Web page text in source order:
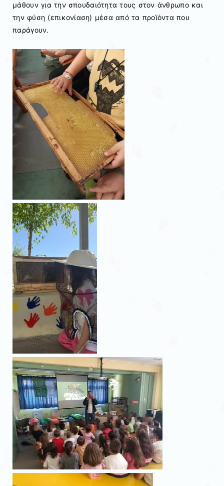
μάθουν για την σπουδαιότητα τους στον άνθρωπο και
την φύση (επικονίαση) μέσα από τα προϊόντα που
παράγουν.